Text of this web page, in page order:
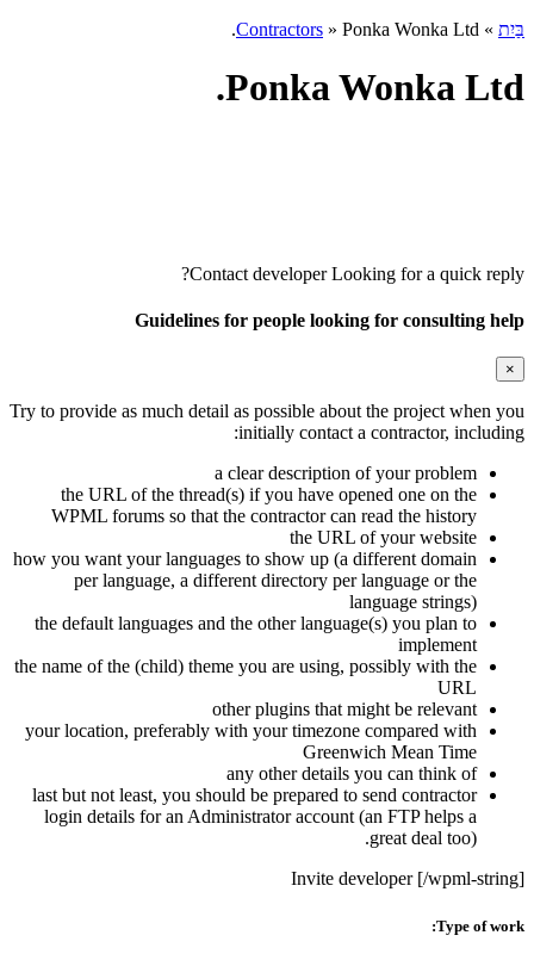
בַּיִת »
Contractors » Ponka Wonka Ltd.
Ponka Wonka Ltd.
Contact developerLooking for a quick reply?
Guidelines for people looking for consulting help
×
Try to provide as much detail as possible about the project when you
initially contact a contractor, including:
a clear description of your problem
the URL of the thread(s) if you have opened one on the
WPML forums so that the contractor can read the history
the URL of your website
how you want your languages to show up (a different domain
per language, a different directory per language or the
language strings)
the default languages and the other language(s) you plan to
implement
the name of the (child) theme you are using, possibly with the
URL
other plugins that might be relevant
your location, preferably with your timezone compared with
Greenwich Mean Time
any other details you can think of
last but not least, you should be prepared to send contractor
login details for an Administrator account (an FTP helps a
great deal too).
Invite developer [/wpml-string]
Type of work: